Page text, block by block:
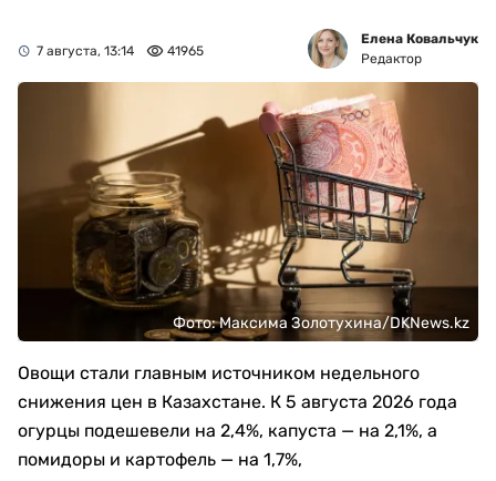
7 августа, 13:14 41965
Елена Ковальчук
Редактор
Фото: Максима Золотухина/DKNews.kz
Овощи стали главным источником недельного
снижения цен в Казахстане. К 5 августа 2026 года
огурцы подешевели на 2,4%, капуста — на 2,1%, а
помидоры и картофель — на 1,7%,